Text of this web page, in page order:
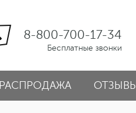
8-800-700-17-34
Бесплатные звонки
РАСПРОДАЖА ОТЗЫВЫ